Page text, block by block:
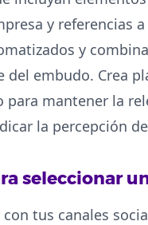
y referencias
y
del embudo. Crea
mantener la
la percepción
seleccionar
tus canales